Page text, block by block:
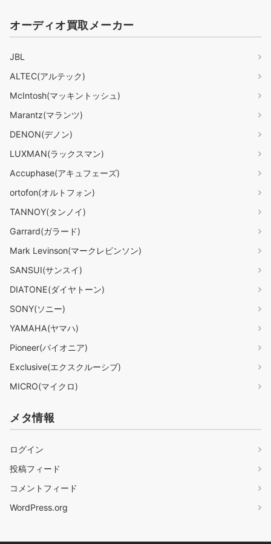
オーディオ買取メーカー
JBL
ALTEC(アルテック)
McIntosh(マッキントッシュ)
Marantz(マランツ)
DENON(デノン)
LUXMAN(ラックスマン)
Accuphase(アキュフェーズ)
ortofon(オルトフォン)
TANNOY(タンノイ)
Garrard(ガラード)
Mark Levinson(マークレビンソン)
SANSUI(サンスイ)
DIATONE(ダイヤトーン)
SONY(ソニー)
YAMAHA(ヤマハ)
Pioneer(パイオニア)
Exclusive(エクスクルーシブ)
MICRO(マイクロ)
メタ情報
ログイン
投稿フィード
コメントフィード
WordPress.org